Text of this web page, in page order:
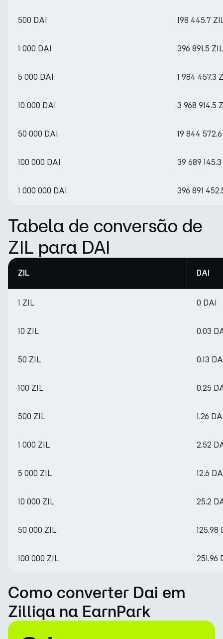
500 DAI 198 445.7
1 000 DAI 396 891.5 ZIL
5 000 DAI 1 984 457.3
10 000 DAI 3 968 914.5
50 000 DAI 19 844
100 000 DAI 39 689
1 000 000 DAI 396 891
Tabela de conversão de
ZIL para DAI
ZIL DAI
1 ZIL 0 DAI
10 ZIL 0.03
50 ZIL 0.13
100 ZIL 0.25
500 ZIL 1.26
1 000 ZIL 2.52
5 000 ZIL 12.6
10 000 ZIL 25.2
50 000 ZIL 125.98
100 000 ZIL 251.96
Como converter Dai em
Zilliqa na EarnPark